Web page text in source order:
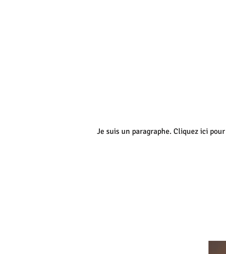
Je suis un paragraphe. Cliquez ici